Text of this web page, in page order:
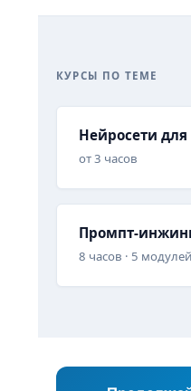
КУРСЫ ПО ТЕМЕ
Нейросети для
от 3 часов
Промпт-
8 часов · 5 модулей